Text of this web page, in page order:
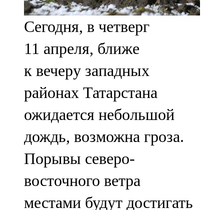
Сарман
107,8 FM
Теләче
106,1 FM
Түбән Кама
102,6 FM
Чирмешән
107,7 FM
Чистай
Сегодня, в четверг
11 апреля, ближе
к вечеру западных
районах Татарстана
ожидается небольшой
дождь, возможна гроза.
Порывы северо-
восточного ветра
местами будут достигать